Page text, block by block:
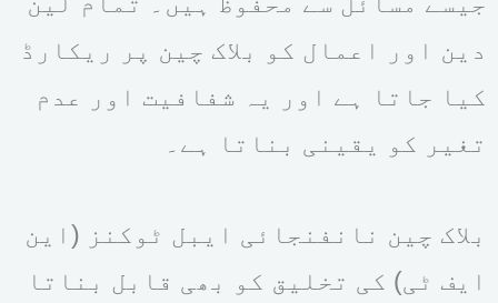
دین اور اعمال کو بلاک چین پر ریکارڈ
کیا جاتا ہے اور یہ شفافیت اور عدم
تغیر کو یقینی بناتا ہے۔
بلاک چین نانفنجائی ایبل ٹوکنز (این
ایف ٹی) کی تخلیق کو بھی قابل بناتا